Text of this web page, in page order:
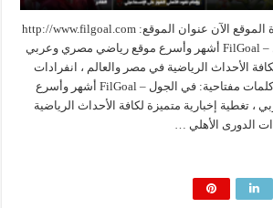
في الجول | FilGoal زيارة الموقع الآن عنوان الموقع: http://www.filgoal.com
وصف الموقع: في الجول – FilGoal أشهر وأسرع موقع رياضي مصري وعربي
الأحداث الرياضية في مصر والعالم ، انفرادات
الدورى الأهلي والزمالك كلمات مفتاحية: في الجول – FilGoal أشهر وأسرع
تغطية إخبارية متميزة لكافة الأحداث الرياضية
الدورى الأهلي …